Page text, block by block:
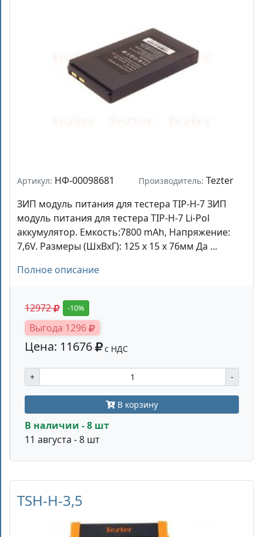
Артикул: НФ-00098681 Производитель: Tezter
ЗИП модуль питания для тестера TIP-H-7 ЗИП
модуль питания для тестера TIP-H-7 Li-Pol
аккумулятор. Емкость:7800 mAh, Напряжение:
7,6V. Размеры (ШхВхГ): 125 х 15 х 76мм Да ...
Полное описание
12972 -10%
Выгода 1296
Цена: 11676 с НДС
+ -
В корзину
В наличии - 8 шт
11 августа - 8 шт
TSH-H-3,5